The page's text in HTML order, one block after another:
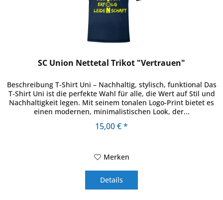
SC Union Nettetal Trikot "Vertrauen"
Beschreibung T-Shirt Uni – Nachhaltig, stylisch, funktional Das
T-Shirt Uni ist die perfekte Wahl für alle, die Wert auf Stil und
Nachhaltigkeit legen. Mit seinem tonalen Logo-Print bietet es
einen modernen, minimalistischen Look, der...
15,00 € *
Merken
Details